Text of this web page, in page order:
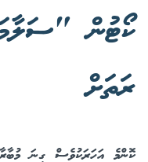
ކޯޓުން
ރަތަށް
ކޮންމެ އަހަރަކުވެސް ގިނަ